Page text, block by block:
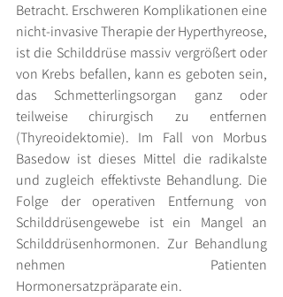
Betracht. Erschweren Komplikationen eine
nicht-invasive Therapie der Hyperthyreose,
ist die Schilddrüse massiv vergrößert oder
von Krebs befallen, kann es geboten sein,
das Schmetterlingsorgan ganz oder
teilweise chirurgisch zu entfernen
(Thyreoidektomie). Im Fall von Morbus
Basedow ist dieses Mittel die radikalste
und zugleich effektivste Behandlung. Die
Folge der operativen Entfernung von
Schilddrüsengewebe ist ein Mangel an
Schilddrüsenhormonen. Zur Behandlung
nehmen Patienten
Hormonersatzpräparate ein.